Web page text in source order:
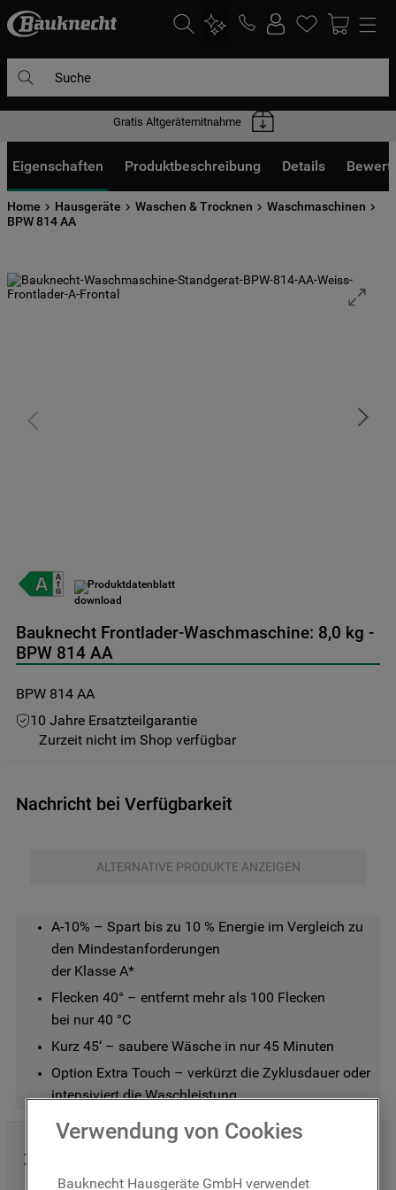
Gratis Altgerätemitnahme
Eigenschaften Produktbeschreibung Details
Home Hausgeräte Waschen & Trocknen
Waschmaschinen
BPW 814 AA
Produktdatenblatt
Bauknecht Frontlader-Waschmaschine: 8,0 kg -
BPW 814 AA
BPW 814 AA
10 Jahre Ersatzteilgarantie
Zurzeit nicht im Shop verfügbar
Nachricht bei Verfügbarkeit
ALTERNATIVE PRODUKTE ANZEIGEN
A-10% – Spart bis zu 10 % Energie im Vergleich zu
den Mindestanforderungen
der Klasse A*
Flecken 40° – entfernt mehr als 100 Flecken
bei nur 40 °C
Kurz 45‘ – saubere Wäsche in nur 45 Minuten
Option Extra Touch – verkürzt die Zyklusdauer oder
intensiviert die Waschleistung
Zuzüglich
Verwendung von Cookies
Bauknecht Hausgeräte GmbH verwendet
DIE HÄUFIGSTEN SUCHANFRAGEN
2. geschirrspülern
3.
5. trockner